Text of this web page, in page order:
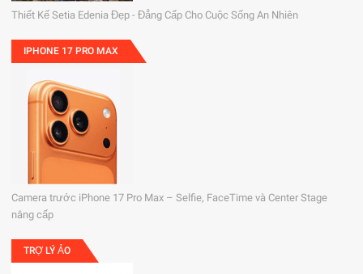
Thiết Kế Setia Edenia Đẹp - Đẳng Cấp Cho Cuộc Sống An Nhiên
IPHONE 17 PRO MAX
Camera trước iPhone 17 Pro Max – Selfie, FaceTime và Center Stage
nâng cấp
TRỢ LÝ ẢO